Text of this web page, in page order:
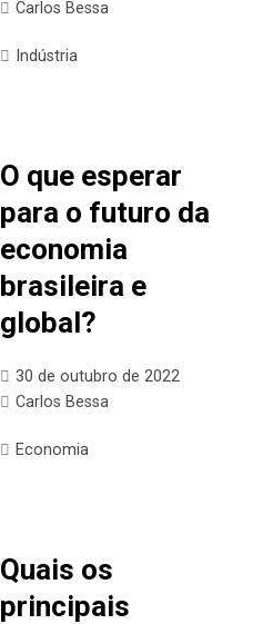
Carlos Bessa
Indústria
O que esperar
para o futuro da
economia
brasileira e
global?
30 de outubro de 2022
Carlos Bessa
Economia
Quais os
principais